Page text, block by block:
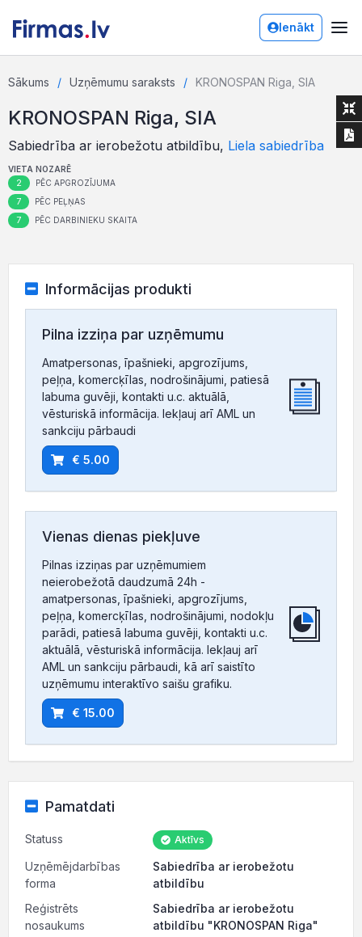
Ienākt
Sākums Uzņēmumu saraksts KRONOSPAN Riga, SIA
KRONOSPAN Riga, SIA
Sabiedrība ar ierobežotu atbildību, Liela sabiedrība
VIETA NOZARĒ
2 PĒC APGROZĪJUMA
7 PĒC PEĻŅAS
7 PĒC DARBINIEKU SKAITA
Informācijas produkti
Pilna izziņa par uzņēmumu
Amatpersonas, īpašnieki, apgrozījums,
peļņa, komercķīlas, nodrošinājumi, patiesā
labuma guvēji, kontakti u.c. aktuālā,
vēsturiskā informācija. Iekļauj arī AML un
sankciju pārbaudi
€ 5.00
Vienas dienas piekļuve
Pilnas izziņas par uzņēmumiem
neierobežotā daudzumā 24h -
amatpersonas, īpašnieki, apgrozījums,
peļņa, komercķīlas, nodrošinājumi, nodokļu
parādi, patiesā labuma guvēji, kontakti u.c.
aktuālā, vēsturiskā informācija. Iekļauj arī
AML un sankciju pārbaudi, kā arī saistīto
uzņēmumu interaktīvo saišu grafiku.
€ 15.00
Pamatdati
Statuss Aktīvs
Uzņēmējdarbības
forma
Sabiedrība ar ierobežotu
atbildību
Reģistrēts
nosaukums
Sabiedrība ar ierobežotu
atbildību "KRONOSPAN Riga"